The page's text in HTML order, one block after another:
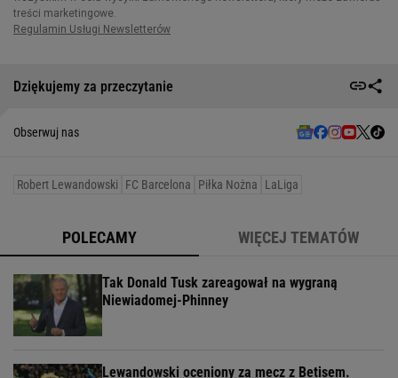
Dziękujemy za przeczytanie
Obserwuj nas
Robert Lewandowski FC Barcelona Piłka Nożna LaLiga
POLECAMY WIĘCEJ TEMATÓW
Tak Donald Tusk zareagował na wygraną
Niewiadomej-Phinney
Lewandowski oceniony za mecz z Betisem.